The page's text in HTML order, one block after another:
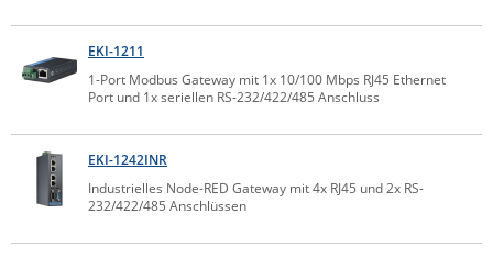
ZPE Systems
EKI-1211
1-Port Modbus Gateway mit 1x 10/100 Mbps RJ45 Ethernet
Port und 1x seriellen RS-232/422/485 Anschluss
EKI-1242INR
Industrielles Node-RED Gateway mit 4x RJ45 und 2x RS-
232/422/485 Anschlüssen